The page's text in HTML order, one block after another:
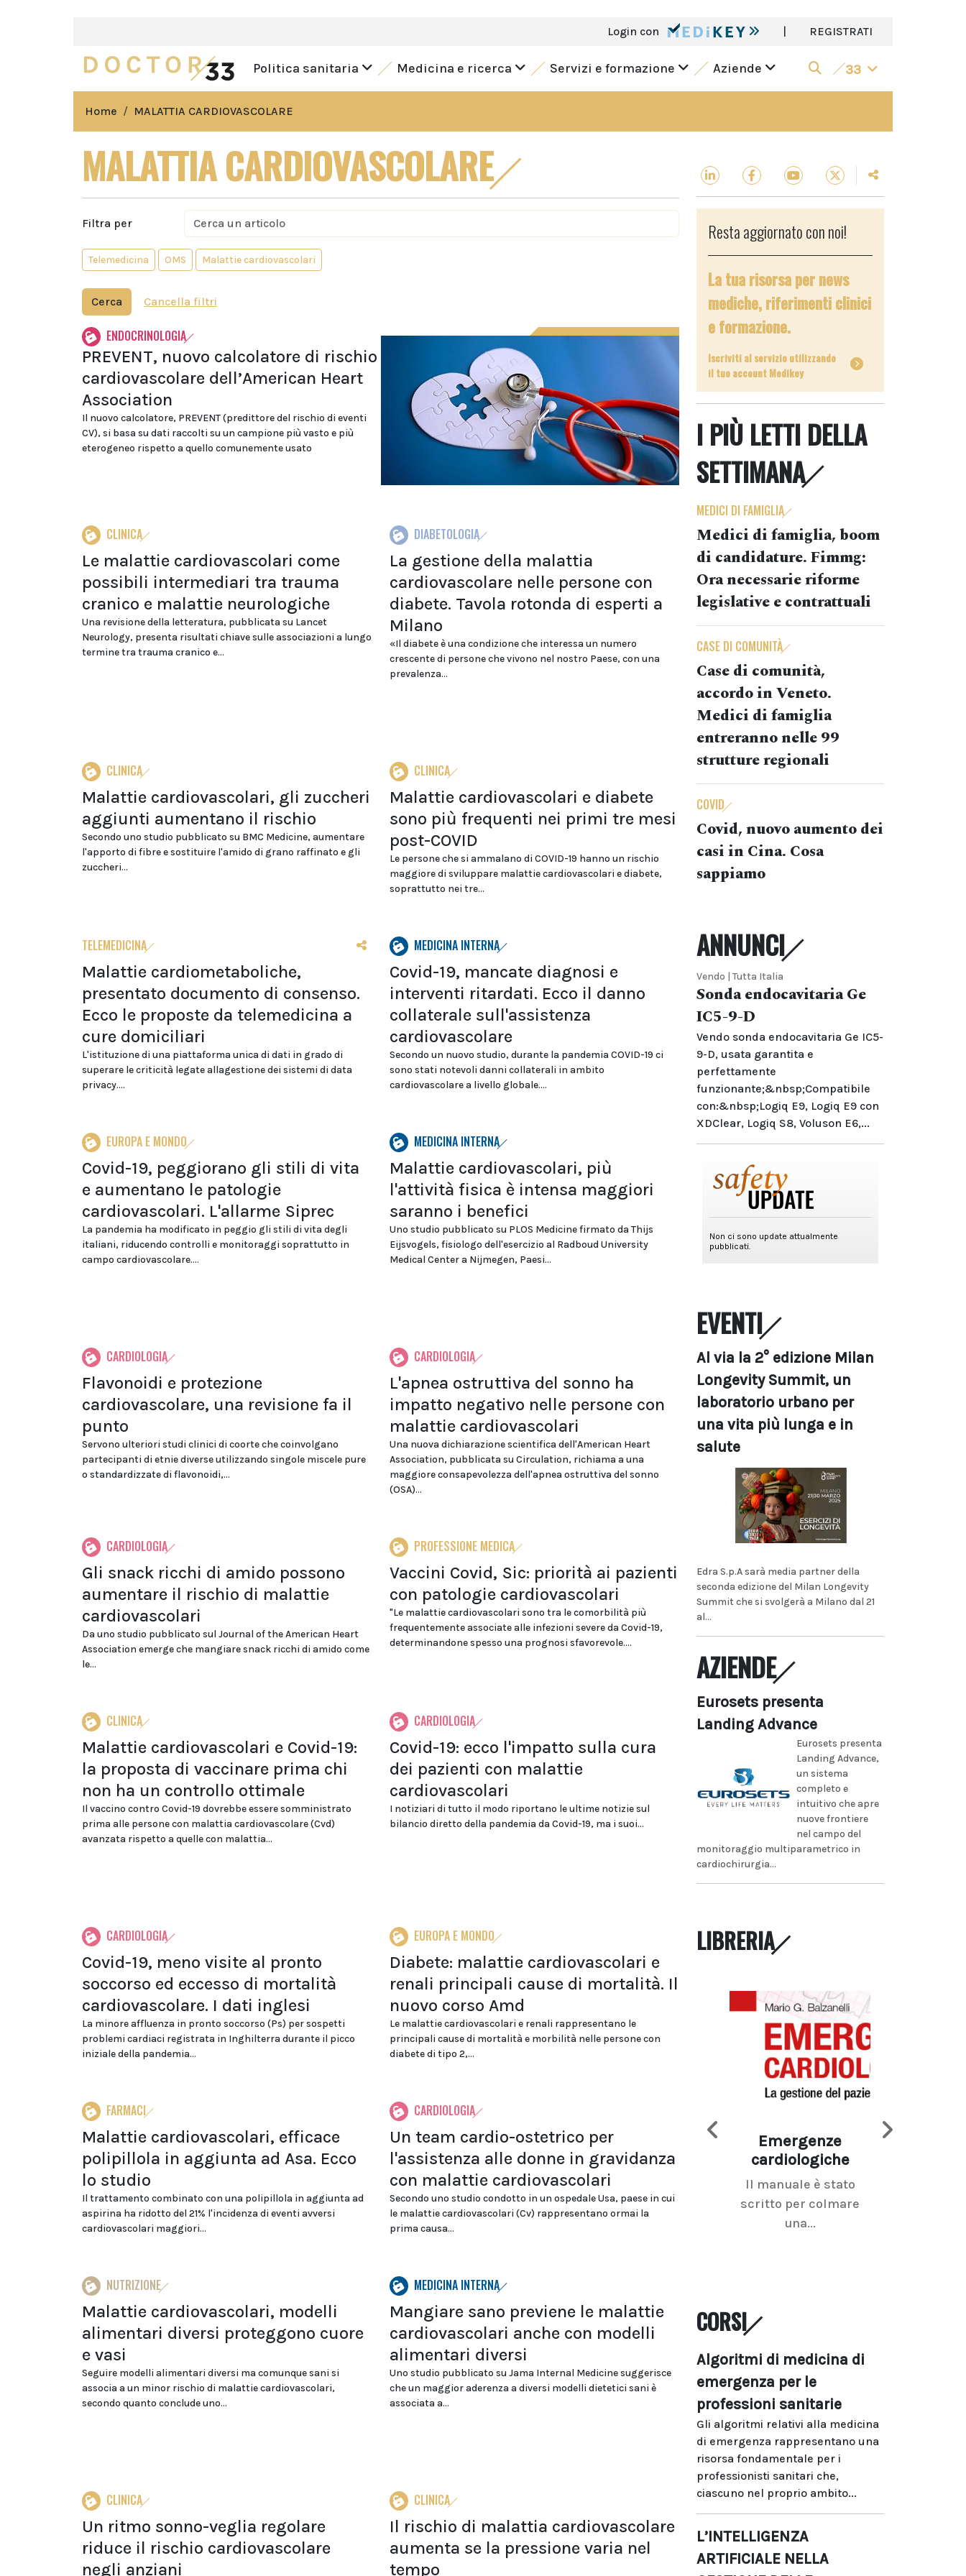
Login con | REGISTRATI
Politica sanitaria Medicina e ricerca Servizi e formazione Aziende 33
Home MALATTIA CARDIOVASCOLARE
MALATTIA CARDIOVASCOLARE
Filtra per
Telemedicina OMS Malattie cardiovascolari
Cerca Cancella filtri
ENDOCRINOLOGIA
PREVENT, nuovo calcolatore di rischio
cardiovascolare dell’American Heart
Association
Il nuovo calcolatore, PREVENT (predittore del rischio di eventi
CV), si basa su dati raccolti su un campione più vasto e più
eterogeneo rispetto a quello comunemente usato
CLINICA
Le malattie cardiovascolari come
possibili intermediari tra trauma
cranico e malattie neurologiche
Una revisione della letteratura, pubblicata su Lancet
Neurology, presenta risultati chiave sulle associazioni a lungo
termine tra trauma cranico e...
DIABETOLOGIA
La gestione della malattia
cardiovascolare nelle persone con
diabete. Tavola rotonda di esperti a
Milano
«Il diabete è una condizione che interessa un numero
crescente di persone che vivono nel nostro Paese, con una
prevalenza...
CLINICA
Malattie cardiovascolari, gli zuccheri
aggiunti aumentano il rischio
Secondo uno studio pubblicato su BMC Medicine, aumentare
l'apporto di fibre e sostituire l'amido di grano raffinato e gli
zuccheri...
CLINICA
Malattie cardiovascolari e diabete
sono più frequenti nei primi tre mesi
post-COVID
Le persone che si ammalano di COVID-19 hanno un rischio
maggiore di sviluppare malattie cardiovascolari e diabete,
soprattutto nei tre...
TELEMEDICINA
Malattie cardiometaboliche,
presentato documento di consenso.
Ecco le proposte da telemedicina a
cure domiciliari
L'istituzione di una piattaforma unica di dati in grado di
superare le criticità legate allagestione dei sistemi di data
privacy....
MEDICINA INTERNA
Covid-19, mancate diagnosi e
interventi ritardati. Ecco il danno
collaterale sull'assistenza
cardiovascolare
Secondo un nuovo studio, durante la pandemia COVID-19 ci
sono stati notevoli danni collaterali in ambito
cardiovascolare a livello globale....
EUROPA E MONDO
Covid-19, peggiorano gli stili di vita
e aumentano le patologie
cardiovascolari. L'allarme Siprec
La pandemia ha modificato in peggio gli stili di vita degli
italiani, riducendo controlli e monitoraggi soprattutto in
campo cardiovascolare....
MEDICINA INTERNA
Malattie cardiovascolari, più
l'attività fisica è intensa maggiori
saranno i benefici
Uno studio pubblicato su PLOS Medicine firmato da Thijs
Eijsvogels, fisiologo dell'esercizio al Radboud University
Medical Center a Nijmegen, Paesi...
CARDIOLOGIA
Flavonoidi e protezione
cardiovascolare, una revisione fa il
punto
Servono ulteriori studi clinici di coorte che coinvolgano
partecipanti di etnie diverse utilizzando singole miscele pure
o standardizzate di flavonoidi,...
CARDIOLOGIA
L'apnea ostruttiva del sonno ha
impatto negativo nelle persone con
malattie cardiovascolari
Una nuova dichiarazione scientifica dell'American Heart
Association, pubblicata su Circulation, richiama a una
maggiore consapevolezza dell'apnea ostruttiva del sonno
(OSA)...
CARDIOLOGIA
Gli snack ricchi di amido possono
aumentare il rischio di malattie
cardiovascolari
Da uno studio pubblicato sul Journal of the American Heart
Association emerge che mangiare snack ricchi di amido come
le...
PROFESSIONE MEDICA
Vaccini Covid, Sic: priorità ai pazienti
con patologie cardiovascolari
"Le malattie cardiovascolari sono tra le comorbilità più
frequentemente associate alle infezioni severe da Covid-19,
determinandone spesso una prognosi sfavorevole....
CLINICA
Malattie cardiovascolari e Covid-19:
la proposta di vaccinare prima chi
non ha un controllo ottimale
Il vaccino contro Covid-19 dovrebbe essere somministrato
prima alle persone con malattia cardiovascolare (Cvd)
avanzata rispetto a quelle con malattia...
CARDIOLOGIA
Covid-19: ecco l'impatto sulla cura
dei pazienti con malattie
cardiovascolari
I notiziari di tutto il modo riportano le ultime notizie sul
bilancio diretto della pandemia da Covid-19, ma i suoi...
CARDIOLOGIA
Covid-19, meno visite al pronto
soccorso ed eccesso di mortalità
cardiovascolare. I dati inglesi
La minore affluenza in pronto soccorso (Ps) per sospetti
problemi cardiaci registrata in Inghilterra durante il picco
iniziale della pandemia...
EUROPA E MONDO
Diabete: malattie cardiovascolari e
renali principali cause di mortalità. Il
nuovo corso Amd
Le malattie cardiovascolari e renali rappresentano le
principali cause di mortalità e morbilità nelle persone con
diabete di tipo 2,...
FARMACI
Malattie cardiovascolari, efficace
polipillola in aggiunta ad Asa. Ecco
lo studio
Il trattamento combinato con una polipillola in aggiunta ad
aspirina ha ridotto del 21% l'incidenza di eventi avversi
cardiovascolari maggiori...
CARDIOLOGIA
Un team cardio-ostetrico per
l'assistenza alle donne in gravidanza
con malattie cardiovascolari
Secondo uno studio condotto in un ospedale Usa, paese in cui
le malattie cardiovascolari (Cv) rappresentano ormai la
prima causa...
NUTRIZIONE
Malattie cardiovascolari, modelli
alimentari diversi proteggono cuore
e vasi
Seguire modelli alimentari diversi ma comunque sani si
associa a un minor rischio di malattie cardiovascolari,
secondo quanto conclude uno...
MEDICINA INTERNA
Mangiare sano previene le malattie
cardiovascolari anche con modelli
alimentari diversi
Uno studio pubblicato su Jama Internal Medicine suggerisce
che un maggior aderenza a diversi modelli dietetici sani è
associata a...
CLINICA
Un ritmo sonno-veglia regolare
riduce il rischio cardiovascolare
negli anziani
CLINICA
Il rischio di malattia cardiovascolare
aumenta se la pressione varia nel
tempo
Resta aggiornato con noi!
La tua risorsa per news
mediche, riferimenti clinici
e formazione.
Iscriviti al servizio utilizzando
il tuo account Medikey
I PIÙ LETTI DELLA
SETTIMANA
MEDICI DI FAMIGLIA
Medici di famiglia, boom
di candidature. Fimmg:
Ora necessarie riforme
legislative e contrattuali
CASE DI COMUNITÀ
Case di comunità,
accordo in Veneto.
Medici di famiglia
entreranno nelle 99
strutture regionali
COVID
Covid, nuovo aumento dei
casi in Cina. Cosa
sappiamo
ANNUNCI
Vendo | Tutta Italia
Sonda endocavitaria Ge
IC5-9-D
Vendo sonda endocavitaria Ge IC5-
9-D, usata garantita e
perfettamente
funzionante;&nbsp;Compatibile
con:&nbsp;Logiq E9, Logiq E9 con
XDClear, Logiq S8, Voluson E6,...
EVENTI
Al via la 2° edizione Milan
Longevity Summit, un
laboratorio urbano per
una vita più lunga e in
salute
Edra S.p.A sarà media partner della
seconda edizione del Milan Longevity
Summit che si svolgerà a Milano dal 21
al...
AZIENDE
Eurosets presenta
Landing Advance
Eurosets presenta
Landing Advance,
un sistema
completo e
intuitivo che apre
nuove frontiere
nel campo del
monitoraggio multiparametrico in
cardiochirurgia...
LIBRERIA
Emergenze
cardiologiche
Il manuale è stato
scritto per colmare
una...
CORSI
Algoritmi di medicina di
emergenza per le
professioni sanitarie
Gli algoritmi relativi alla medicina
di emergenza rappresentano una
risorsa fondamentale per i
professionisti sanitari che,
ciascuno nel proprio ambito...
L’INTELLIGENZA
ARTIFICIALE NELLA